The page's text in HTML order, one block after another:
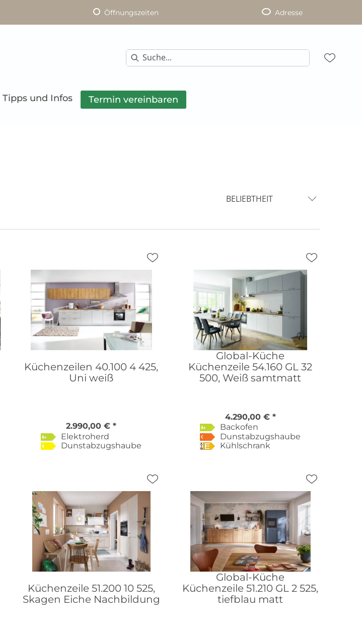
Öffnungszeiten Adresse
Tipps und Infos Termin vereinbaren
BELIEBTHEIT
Küchenzeilen 40.100 4 425,
Uni weiß
2.990,00 € *
Elektroherd
Dunstabzugshaube
Global-Küche
Küchenzeile 54.160 GL 32
500, Weiß samtmatt
4.290,00 € *
Backofen
Dunstabzugshaube
Kühlschrank
Küchenzeile 51.200 10 525,
Skagen Eiche Nachbildung
Global-Küche
Küchenzeile 51.210 GL 2 525,
tiefblau matt